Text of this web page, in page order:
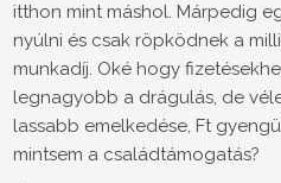
itthon mint máshol. Márpedig
nyúlni és csak röpködnek a
munkadíj. Oké hogy
legnagyobb a drágulás, de
lassabb emelkedése, Ft
mintsem a családtámogatás?